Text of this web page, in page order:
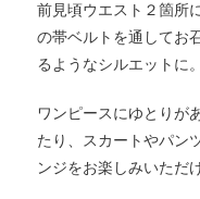
前見頃ウエスト２箇所
の帯ベルトを通してお
るようなシルエットに。
ワンピースにゆとりが
たり、スカートやパン
ンジをお楽しみいただ